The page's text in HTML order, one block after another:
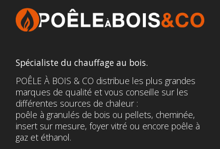
Spécialiste du chauffage au bois.
POÊLE À BOIS & CO distribue les plus grandes
marques de qualité et vous conseille sur les
différentes sources de chaleur :
poêle à granulés de bois ou pellets, cheminée,
insert sur mesure, foyer vitré ou encore poêle à
gaz et éthanol.